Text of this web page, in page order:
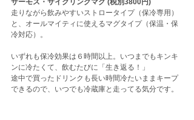
サーモス・サイクリングマグ (税別3800円)
走りながら飲みやすいストロータイプ（保冷専用）
と、オールマイティに使えるマグタイプ（保温・保
冷対応）。
いずれも保冷効果は６時間以上。いつまでもキンキ
ンに冷たくて、飲むたびに「生き返る！」
途中で買ったドリンクも長い時間冷たいままキープ
できるので、いつでも冷蔵庫と走ってる気分です。